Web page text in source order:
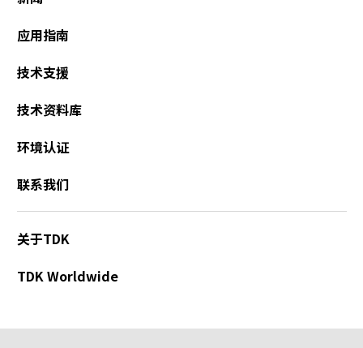
应用指南
技术支援
技术资料库
环境认证
联系我们
关于TDK
TDK Worldwide